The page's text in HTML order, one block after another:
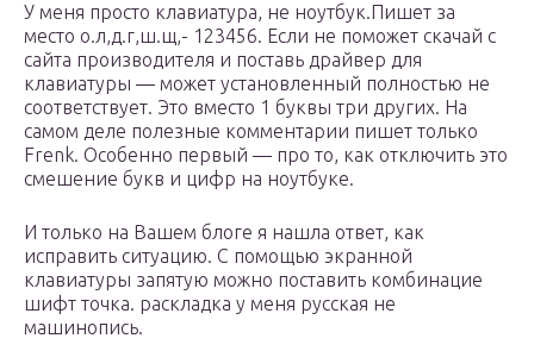
У меня просто клавиатура, не ноутбук.Пишет за
место о.л,д.г,ш.щ,- 123456. Если не поможет скачай с
сайта производителя и поставь драйвер для
клавиатуры — может установленный полностью не
соответствует. Это вместо 1 буквы три других. На
самом деле полезные комментарии пишет только
Frenk. Особенно первый — про то, как отключить это
смешение букв и цифр на ноутбуке.
И только на Вашем блоге я нашла ответ, как
исправить ситуацию. С помощью экранной
клавиатуры запятую можно поставить комбинацие
шифт точка. раскладка у меня русская не
машинопись.